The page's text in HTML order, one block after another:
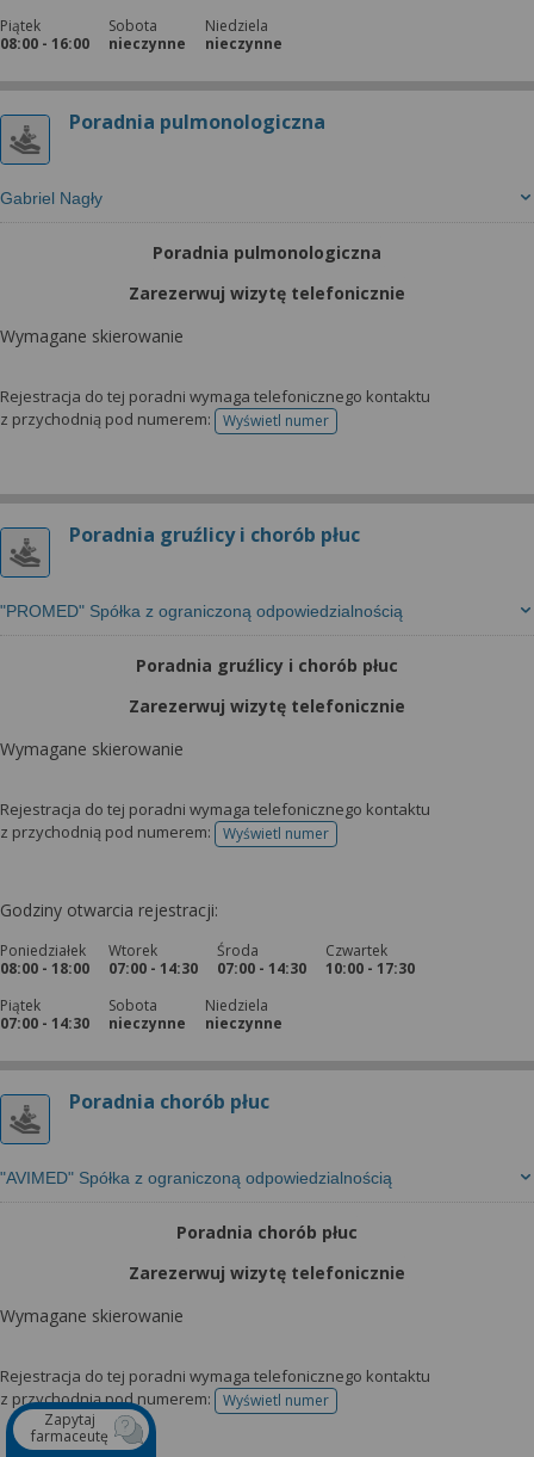
Piątek
08:00 - 16:00
Sobota
nieczynne
Niedziela
nieczynne
Poradnia pulmonologiczna
Gabriel Nagły
Poradnia pulmonologiczna
Zarezerwuj wizytę telefonicznie
Wymagane skierowanie
Rejestracja do tej poradni wymaga telefonicznego kontaktu
z przychodnią pod numerem:
Wyświetl numertelefonu do rejestracji
Poradnia gruźlicy i chorób płuc
"PROMED" Spółka z ograniczoną odpowiedzialnością
Poradnia gruźlicy i chorób płuc
Zarezerwuj wizytę telefonicznie
Wymagane skierowanie
Rejestracja do tej poradni wymaga telefonicznego kontaktu
z przychodnią pod numerem:
Wyświetl numertelefonu do rejestracji
Godziny otwarcia rejestracji:
Poniedziałek
08:00 - 18:00
Wtorek
07:00 - 14:30
Środa
07:00 - 14:30
Czwartek
10:00 - 17:30
Piątek
07:00 - 14:30
Sobota
nieczynne
Niedziela
nieczynne
Poradnia chorób płuc
"AVIMED" Spółka z ograniczoną odpowiedzialnością
Poradnia chorób płuc
Zarezerwuj wizytę telefonicznie
Wymagane skierowanie
Rejestracja do tej poradni wymaga telefonicznego kontaktu
z przychodnią pod numerem:
Wyświetl numertelefonu do rejestracji
Zapytaj
farmaceutę